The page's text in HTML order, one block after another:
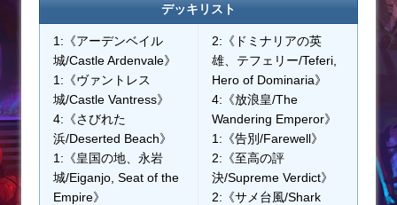
デッキリスト
1:《アーデンベイル
城/Castle Ardenvale》
1:《ヴァントレス
城/Castle Vantress》
4:《さびれた
浜/Deserted Beach》
1:《皇国の地、永岩
城/Eiganjo, Seat of the
Empire》
2:《ドミナリアの英
雄、テフェリー/Teferi,
Hero of Dominaria》
4:《放浪皇/The
Wandering Emperor》
1:《告別/Farewell》
2:《至高の評
決/Supreme Verdict》
2:《サメ台風/Shark